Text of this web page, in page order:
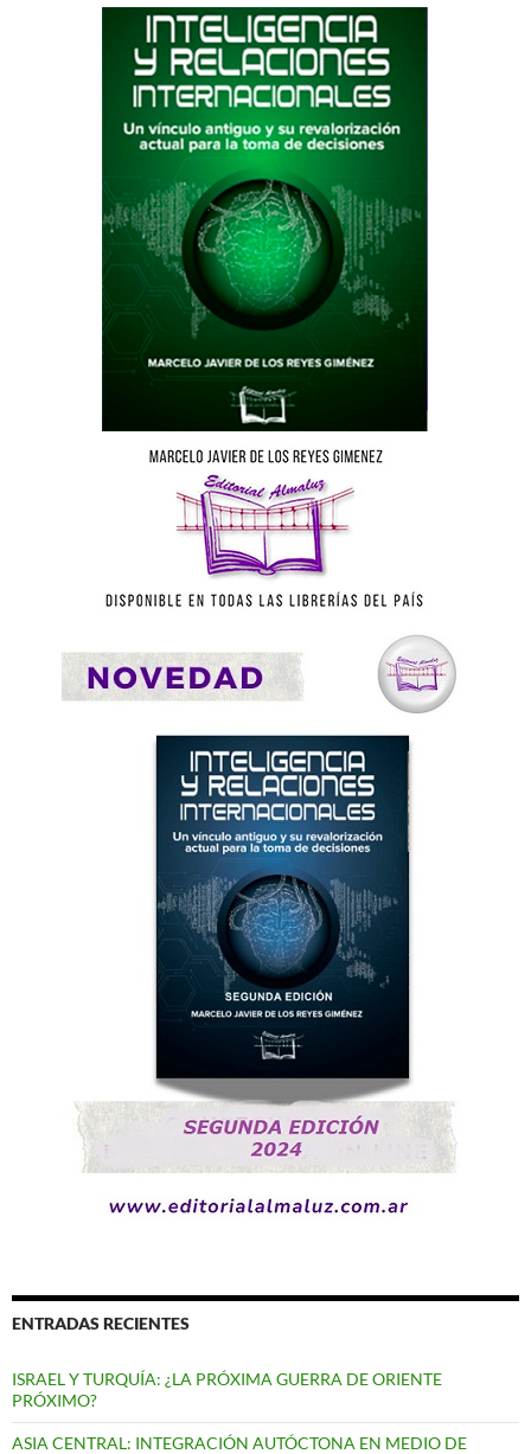
ENTRADAS RECIENTES
ISRAEL Y TURQUÍA: ¿LA PRÓXIMA GUERRA DE ORIENTE
PRÓXIMO?
ASIA CENTRAL: INTEGRACIÓN AUTÓCTONA EN MEDIO DE